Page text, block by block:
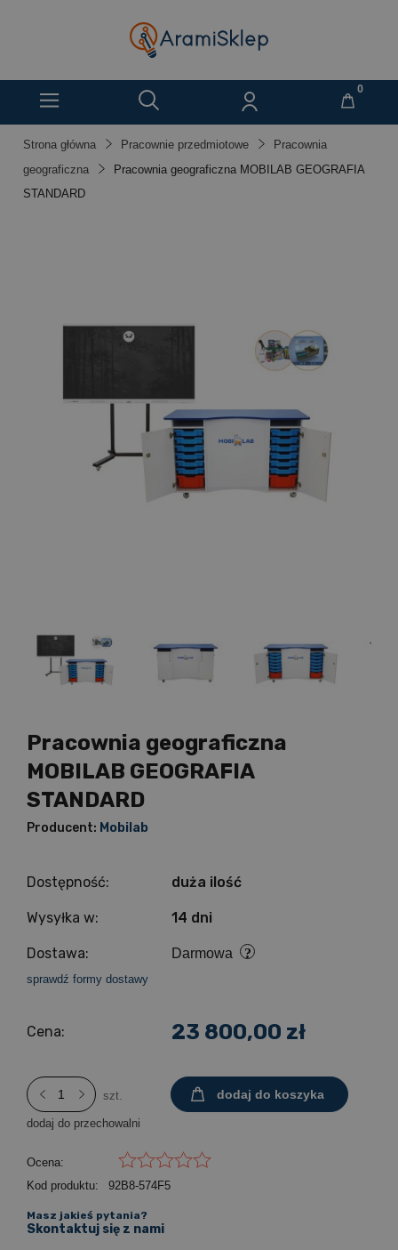
Strona główna Pracownie przedmiotowe
Pracownia
geograficzna
Pracownia geograficzna MOBILAB GEOGRAFIA
STANDARD
Pracownia geograficzna
MOBILAB GEOGRAFIA
STANDARD
Producent: Mobilab
Dostępność: duża ilość
Wysyłka w: 14 dni
Dostawa: Darmowa
sprawdź formy dostawy
Cena: 23 800,00 zł
szt. dodaj do koszyka
dodaj do przechowalni
Ocena:
Kod produktu:
92B8-574F5
Masz jakieś pytania?
Skontaktuj się z nami